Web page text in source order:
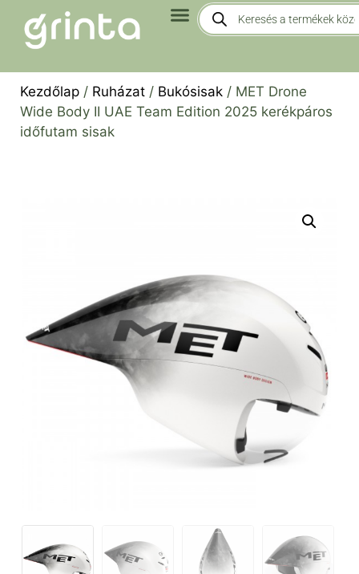
Kezdőlap / Ruházat / Bukósisak / MET Drone
Wide Body II UAE Team Edition 2025 kerékpáros
időfutam sisak